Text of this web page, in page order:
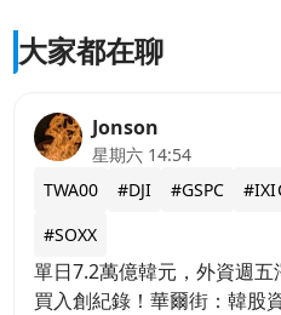
大家都在聊
Jonson
星期六 14:54
TWA00
#DJI #GSPC
#SOXX
單日7.2萬億韓元，外資週五
買入創紀錄！華爾街：韓股